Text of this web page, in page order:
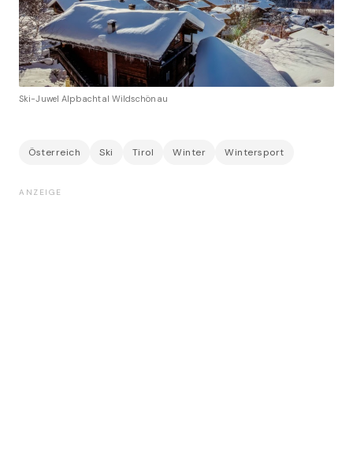
Ski-Juwel Alpbachtal Wildschönau
Österreich Ski Tirol Winter Wintersport
ANZEIGE